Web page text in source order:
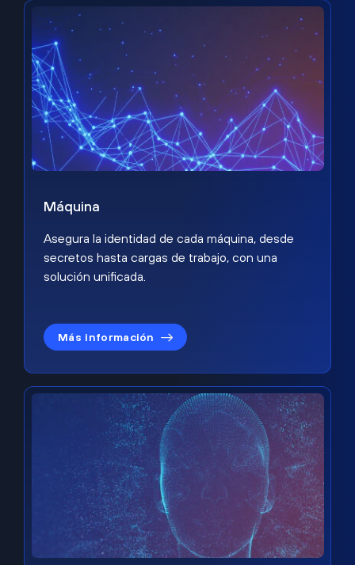
Máquina
Asegura la identidad de cada máquina, desde
secretos hasta cargas de trabajo, con una
solución unificada.
Más información